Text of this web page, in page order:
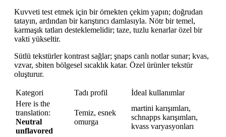
Kuvveti test etmek için bir örnekten çekim yapın; doğrudan
tatayın, ardından bir karıştırıcı damlasıyla. Nötr bir temel,
karmaşık tatları desteklemelidir; taze, tuzlu kenarlar özel bir
vakti yükseltir.
Sütlü tekstürler kontrast sağlar; şnaps canlı notlar sunar; kvas,
vzvar, sbiten bölgesel sıcaklık katar. Özel ürünler tekstür
oluşturur.
Kategori Tadı profil
İdeal kullanımlar
Here is the
translation:
Neutral
unflavored
Temiz, esnek
omurga
martini karışımları,
schnapps karışımları,
kvass varyasyonları